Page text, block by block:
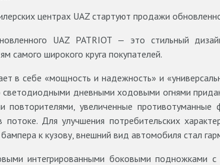
центрах UAZ стартуют продажи
UAZ PATRIOT — это стильный
самого широкого круга покупателей.
в себе «мощность и надежность» и
дневными ходовыми огнями
повторителями, увеличенные
Для улучшения потребительских
к кузову, внешний вид автомобиля стал
интегрированными боковыми